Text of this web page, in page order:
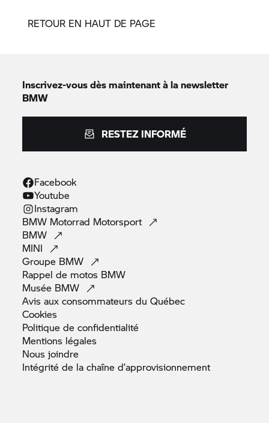
RETOUR EN HAUT DE PAGE
Inscrivez-vous dès maintenant à la newsletter
BMW
RESTEZ INFORMÉ
Facebook
Youtube
Instagram
BMW Motorrad Motorsport
BMW
MINI
Groupe BMW
Rappel de motos BMW
Musée BMW
Avis aux consommateurs duQuébec
Cookies
Politique deconfidentialité
Mentions légales
Nousjoindre
Intégrité de la chaîned’approvisionnement